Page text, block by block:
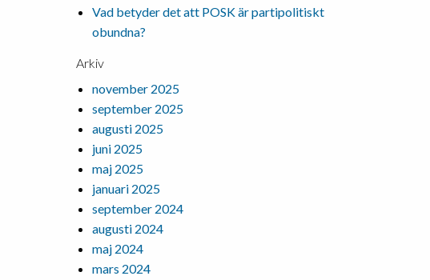
Vad betyder det att POSK är partipolitiskt
obundna?
Arkiv
november 2025
september 2025
augusti 2025
juni 2025
maj 2025
januari 2025
september 2024
augusti 2024
maj 2024
mars 2024